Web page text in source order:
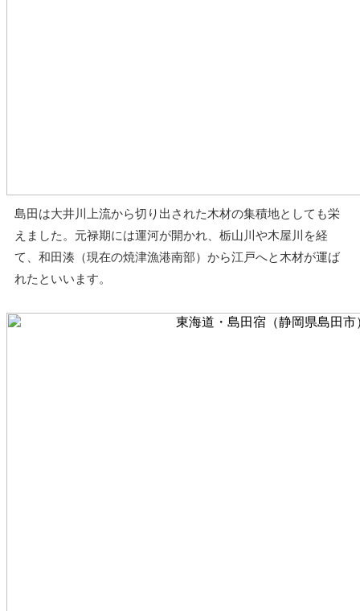
島田は大井川上流から切り出された木材の集積地としても栄
えました。元禄期には運河が開かれ、栃山川や木屋川を経
て、和田湊（現在の焼津漁港南部）から江戸へと木材が運ば
れたといいます。